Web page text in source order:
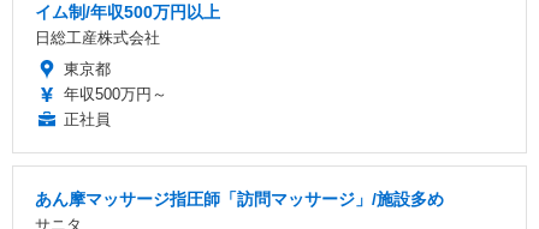
イム制/年収500万円以上
日総工産株式会社
東京都
年収500万円～
正社員
あん摩マッサージ指圧師「訪問マッサージ」/施設多め
サニタ